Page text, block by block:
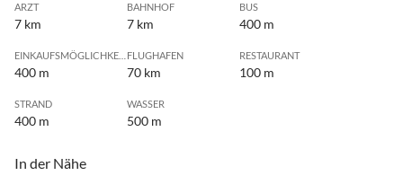
ARZT
7 km
BAHNHOF
7 km
BUS
400 m
400 m
FLUGHAFEN
70 km
RESTAURANT
100 m
STRAND
400 m
WASSER
500 m
In der Nähe